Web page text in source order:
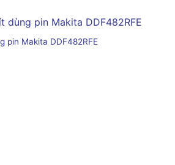
pin Makita DDF482RFE